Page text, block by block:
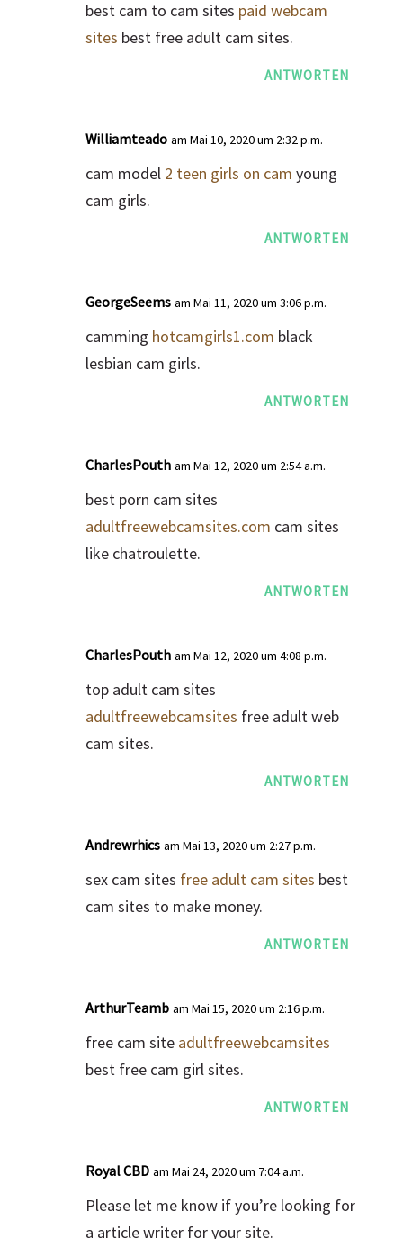
best cam to cam sites paid webcam
sites best free adult cam sites.
ANTWORTEN
Williamteado am Mai 10, 2020 um 2:32 p.m.
cam model 2 teen girls on cam young
cam girls.
ANTWORTEN
GeorgeSeems am Mai 11, 2020 um 3:06 p.m.
camming hotcamgirls1.com black
lesbian cam girls.
ANTWORTEN
CharlesPouth am Mai 12, 2020 um 2:54 a.m.
best porn cam sites
adultfreewebcamsites.com cam sites
like chatroulette.
ANTWORTEN
CharlesPouth am Mai 12, 2020 um 4:08 p.m.
top adult cam sites
adultfreewebcamsites free adult web
cam sites.
ANTWORTEN
Andrewrhics am Mai 13, 2020 um 2:27 p.m.
sex cam sites free adult cam sites best
cam sites to make money.
ANTWORTEN
ArthurTeamb am Mai 15, 2020 um 2:16 p.m.
free cam site adultfreewebcamsites
best free cam girl sites.
ANTWORTEN
Royal CBD am Mai 24, 2020 um 7:04 a.m.
Please let me know if you’re looking for
a article writer for your site.